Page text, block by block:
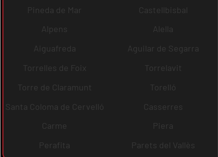
Pineda de Mar
Castellbisbal
Alpens
Alella
Aiguafreda
Aguilar de Segarra
Torrelles de Foix
Torrelavit
Torre de Claramunt
Torelló
Santa Coloma de Cervelló
Casserres
Carme
Piera
Perafita
Parets del Vallès